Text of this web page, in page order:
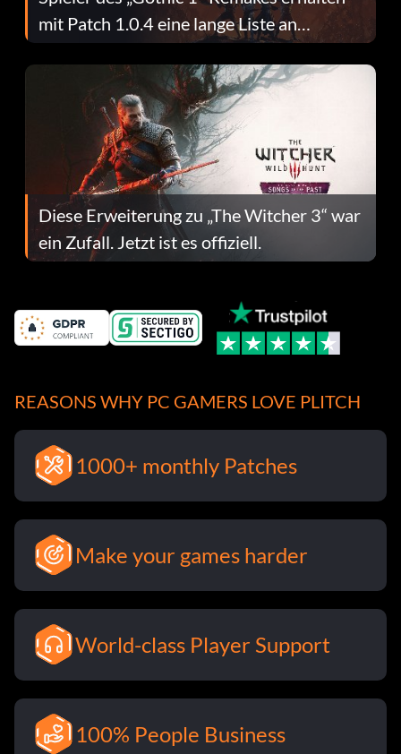
mit Patch 1.0.4 eine lange Liste an
Fehlerbehebungen
Diese Erweiterung zu „The Witcher 3“ war
ein Zufall. Jetzt ist es offiziell.
REASONS WHY PC GAMERS LOVE PLITCH
1000+ monthly Patches
Make your games harder
World-class Player Support
100% People Business